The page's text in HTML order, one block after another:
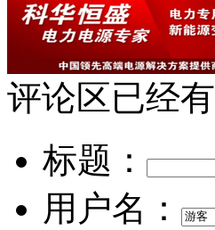
评论区已经有
标题：
用户名：